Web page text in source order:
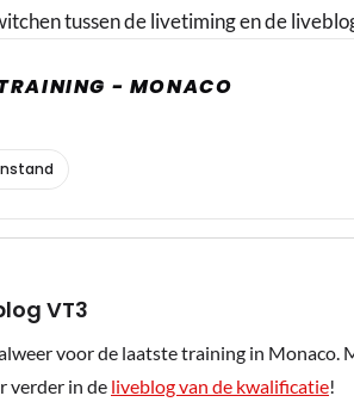
tussen de livetiming en de
- MONACO
VT3
voor de laatste training in Monaco.
verder in de liveblog van de kwalificatie!